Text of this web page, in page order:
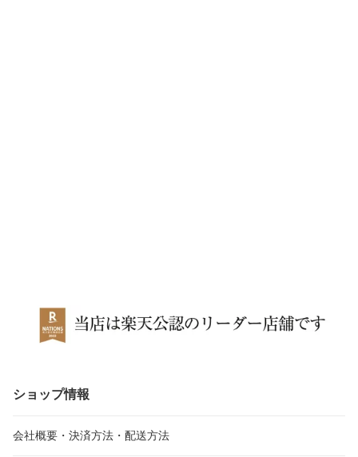
ショップ情報
会社概要・決済方法・配送方法